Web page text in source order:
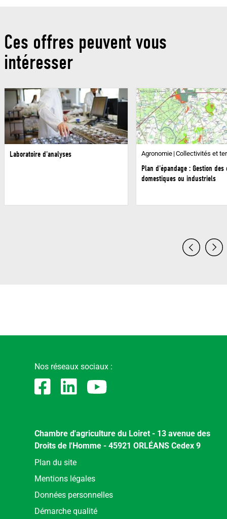
Ces offres peuvent vous
intéresser
Laboratoire d'analyses Agronomie Collectivités et
Plan d'épandage : Gestion
domestiques ou industriels
Nos réseaux sociaux :
Chambre d'agriculture du Loiret - 13 avenue des
Droits de l'Homme - 45921 ORLÉANS Cedex 9
Menu
Pied
page
Plan du site
Mentions légales
Données personnelles
Démarche qualité